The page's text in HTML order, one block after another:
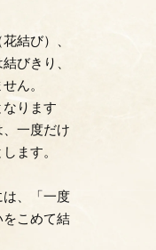
結び）、
びきり、
ん。
ります
一度だけ
ます。
、「一度
こめて結